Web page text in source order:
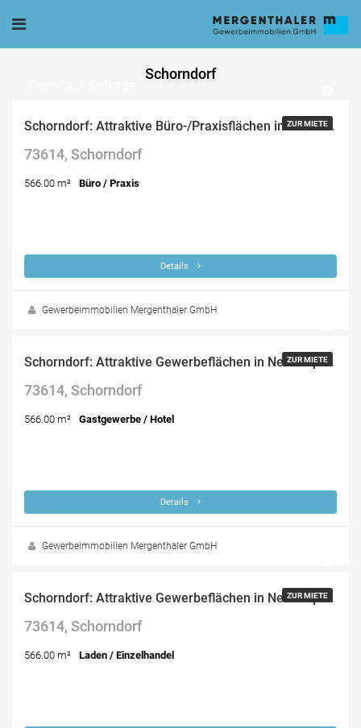
Schorndorf
ZUR MIETESchorndorf: Attraktive Büro-/Praxisflächen in Neubauprojekt
73614, Schorndorf
566.00 m² Büro / Praxis
Details
Gewerbeimmobilien Mergenthaler GmbH
ZUR MIETESchorndorf: Attraktive Gewerbeflächen in Neubauprojekt
73614, Schorndorf
566.00 m² Gastgewerbe / Hotel
Details
Gewerbeimmobilien Mergenthaler GmbH
ZUR MIETESchorndorf: Attraktive Gewerbeflächen in Neubauprojekt
73614, Schorndorf
566.00 m² Laden / Einzelhandel